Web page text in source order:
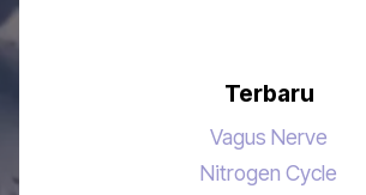
Terbaru
Vagus Nerve
Nitrogen Cycle